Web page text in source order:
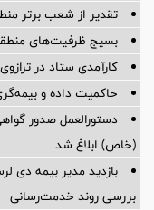
تقدیر از شعب برتر
بسیج ظرفیت‌های منطقه
کارآمدی ستاد در
حاکمیت داده و
دستورالعمل صدور
(خاص) ابلاغ شد
بازدید مدیر بیمه دی
بررسی روند خدمت‌رسانی